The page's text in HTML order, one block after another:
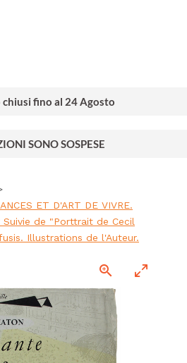
chiusi fino al 24 Agosto
SONO SOSPESE
ET D'ART DE VIVRE.
de "Porttrait de Cecil
Illustrations de l'Auteur.